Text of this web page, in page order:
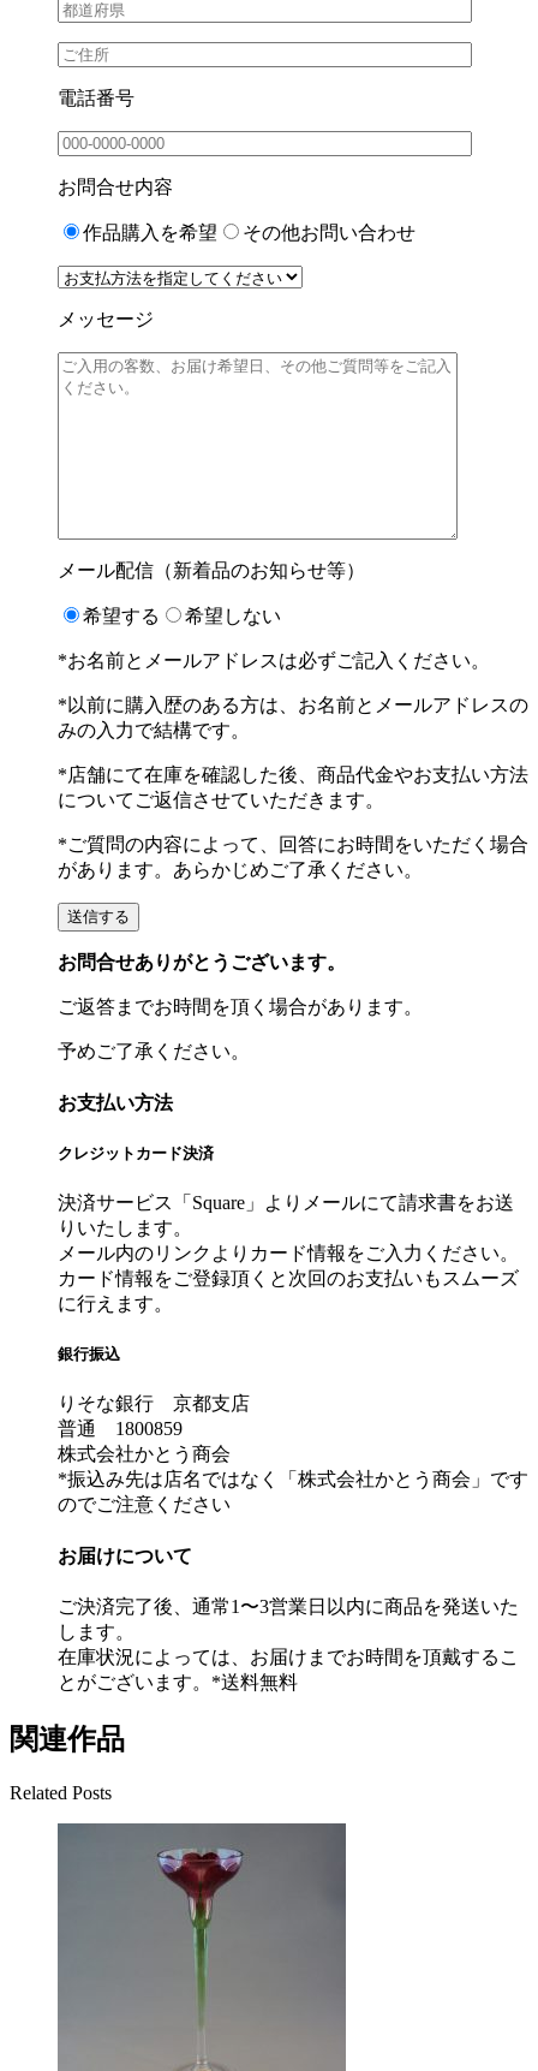
電話番号
お問合せ内容
作品購入を希望 その他お問い合わせ
メッセージ
メール配信（新着品のお知らせ等）
希望する 希望しない
*お名前とメールアドレスは必ずご記入ください。
*以前に購入歴のある方は、お名前とメールアドレスの
みの入力で結構です。
*店舗にて在庫を確認した後、商品代金やお支払い方法
についてご返信させていただきます。
*ご質問の内容によって、回答にお時間をいただく場合
があります。あらかじめご了承ください。
お問合せありがとうございます。
ご返答までお時間を頂く場合があります。
予めご了承ください。
お支払い方法
クレジットカード決済
決済サービス「Square」よりメールにて請求書をお送
りいたします。
メール内のリンクよりカード情報をご入力ください。
カード情報をご登録頂くと次回のお支払いもスムーズ
に行えます。
銀行振込
りそな銀行 京都支店
普通 1800859
株式会社かとう商会
*振込み先は店名ではなく「株式会社かとう商会」です
のでご注意ください
お届けについて
ご決済完了後、通常1〜3営業日以内に商品を発送いた
します。
在庫状況によっては、お届けまでお時間を頂戴するこ
とがございます。*送料無料
関連作品
Related Posts